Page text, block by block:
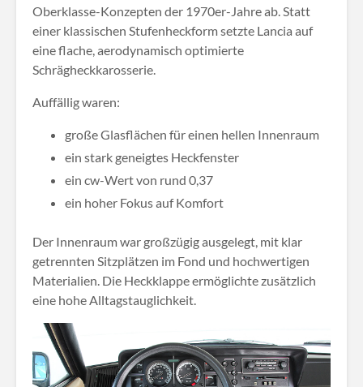
Oberklasse-Konzepten der 1970er-Jahre ab. Statt
einer klassischen Stufenheckform setzte Lancia auf
eine flache, aerodynamisch optimierte
Schrägheckkarosserie.
Auffällig waren:
große Glasflächen für einen hellen Innenraum
ein stark geneigtes Heckfenster
ein cw-Wert von rund 0,37
ein hoher Fokus auf Komfort
Der Innenraum war großzügig ausgelegt, mit klar
getrennten Sitzplätzen im Fond und hochwertigen
Materialien. Die Heckklappe ermöglichte zusätzlich
eine hohe Alltagstauglichkeit.